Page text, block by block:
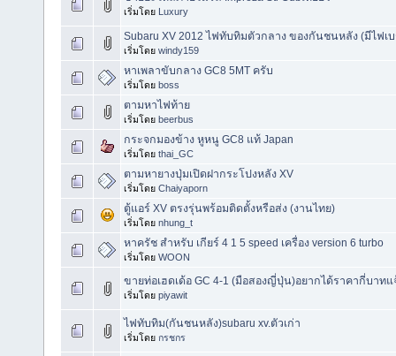
เริ่มโดย Luxury
Subaru XV 2012 ไฟทับทิมตัวกลาง ของกันชนหลัง (มีไฟเ
เริ่มโดย windy159
หาเพลาขับกลาง GC8 5MT ครับ
เริ่มโดย boss
ตามหาไฟท้าย
เริ่มโดย beerbus
กระจกมองข้าง หูหนู GC8 แท้ Japan
เริ่มโดย thai_GC
ตามหายางปุ่มเปิดฝากระโปงหลัง XV
เริ่มโดย Chaiyaporn
ตู้แอร์ XV ตรงรุ่นพร้อมติดตั้งหรือส่ง (งานไทย)
เริ่มโดย nhung_t
หาครัช สำหรับ เกียร์ 4 1 5 speed เครื่อง version 6 turbo
เริ่มโดย WOON
ขายท่อเฮดเด้อ GC 4-1 (มือสองญี่ปุ่น)อยากได้ราคากี่บาทแ
เริ่มโดย piyawit
ไฟทับทิม(กันชนหลัง)​subaru​ xv.ตัวเก่า
เริ่มโดย กรชกร